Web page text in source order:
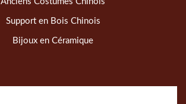
Support en Bois Chinois
Bijoux en Céramique